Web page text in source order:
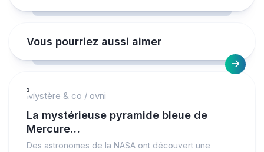
Vous pourriez aussi aimer
3
Mystère & co / ovni
La mystérieuse pyramide bleue de
Mercure…
Des astronomes de la NASA ont découvert une